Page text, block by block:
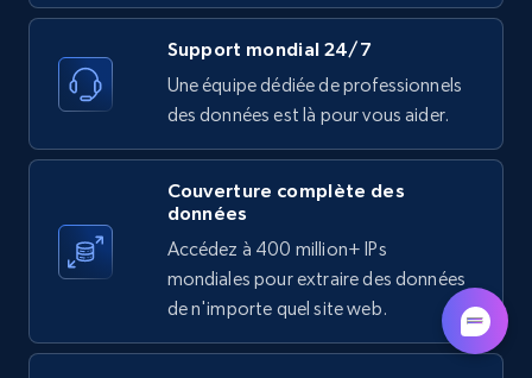
991+ 162+ Essai gratuit
price, Currency, Stock, and more.
988+ 160+ Essai gratuit
Support mondial 24/7
Une équipe dédiée de professionnels
des données est là pour vous aider.
Couverture complète des
données
Accédez à 400 million+ IPs
mondiales pour extraire des données
de n'importe quel site web.